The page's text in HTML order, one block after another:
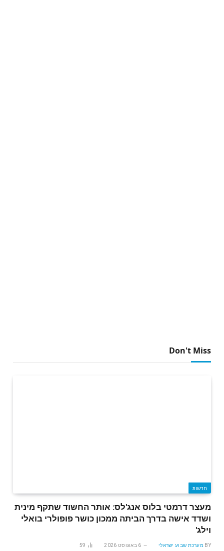
Don't Miss
חדשות
מעצר דרמטי בלוס אנג'לס: אותר החשוד שתקף מינית
ושדד אישה בדרך הביתה ממכון כושר פופולרי בואלי
וילג'
BY מערכת שבוע ישראלי 6 באוגוסט 2026 59